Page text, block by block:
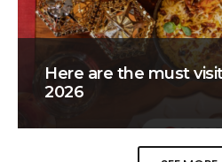
Here are the must
2026